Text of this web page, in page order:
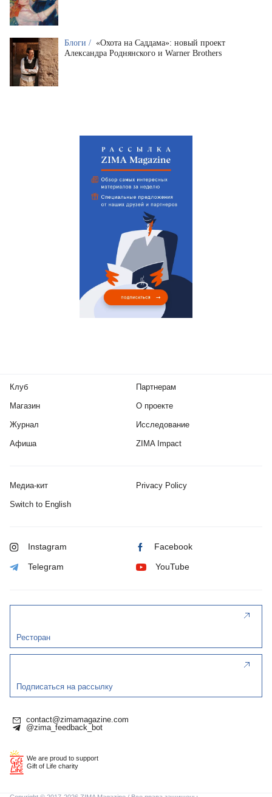
Блоги / «Охота на Саддама»: новый проект
Александра Роднянского и Warner Brothers
Клуб
Магазин
Журнал
Афиша
Партнерам
О проекте
Исследование
ZIMA Impact
Медиа-кит Privacy Policy
Switch to English
Instagram Facebook
Telegram YouTube
Ресторан
Подписаться на рассылку
contact@zimamagazine.com
@zima_feedback_bot
We are proud to support
Gift of Life charity